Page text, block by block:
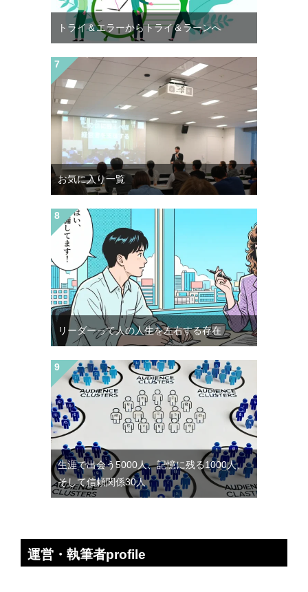
トライ＆エラーからトライ＆ラーンへ
お気に入り一覧
リーダーって人の人生を左右する存在
生涯で出会う5000人、記憶に残る1000人、
そして信頼関係30人
運営・執筆者profile